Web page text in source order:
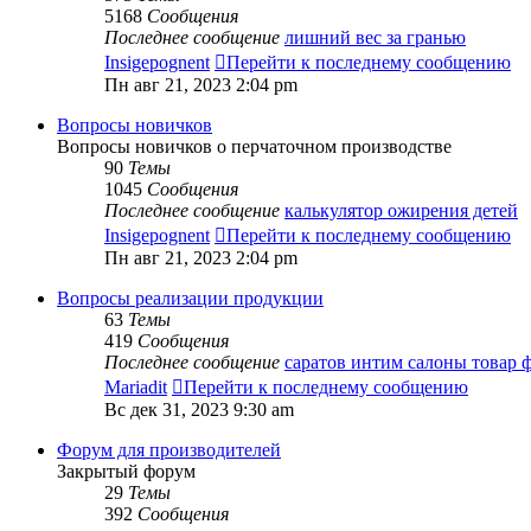
5168 Сообщения
Последнее сообщение лишний вес за гранью
Insigepognent
Перейти к последнему сообщению
Пн авг 21, 2023 2:04 pm
Вопросы новичков
Вопросы новичков о перчаточном производстве
90 Темы
1045 Сообщения
Последнее сообщение калькулятор ожирения детей
Insigepognent
Перейти к последнему сообщению
Пн авг 21, 2023 2:04 pm
Вопросы реализации продукции
63 Темы
419 Сообщения
Последнее сообщение саратов интим салоны товар
Mariadit
Перейти к последнему сообщению
Вс дек 31, 2023 9:30 am
Форум для производителей
Закрытый форум
29 Темы
392 Сообщения